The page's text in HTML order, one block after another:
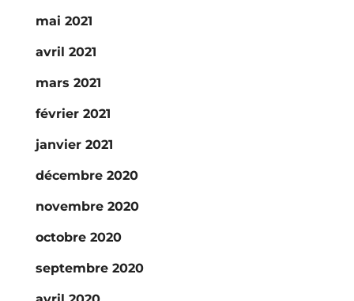
mai 2021
avril 2021
mars 2021
février 2021
janvier 2021
décembre 2020
novembre 2020
octobre 2020
septembre 2020